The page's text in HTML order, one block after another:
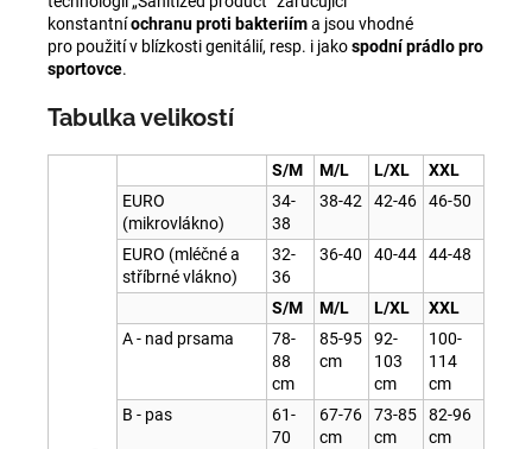
konstantníochranuproti bakteriíma jsou vhodné
pro použití v blízkosti genitálií, resp. i jakospodní prádlopro
sportovce.
Tabulka velikostí
S/M M/L L/XL
XXL
EURO
(mikrovlákno)
34-
38
38-42 42-46 46-50
EURO (mléčné a
stříbrné vlákno)
32-
36
36-40 40-44 44-48
S/M M/L L/XL
XXL
A - nad prsama
78-
88
cm
85-95
cm
92-
103
cm
100-
114
cm
B - pas
61-
70
67-76
cm
73-85
cm
82-96
cm